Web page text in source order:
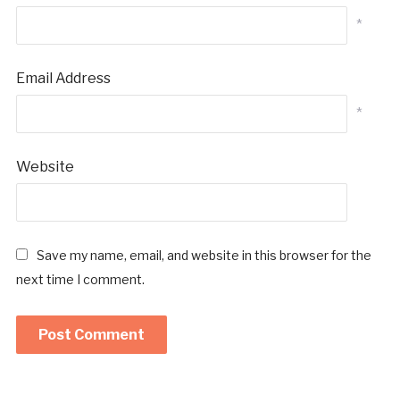
*
Email Address
*
Website
Save my name, email, and website in this browser for the
next time I comment.